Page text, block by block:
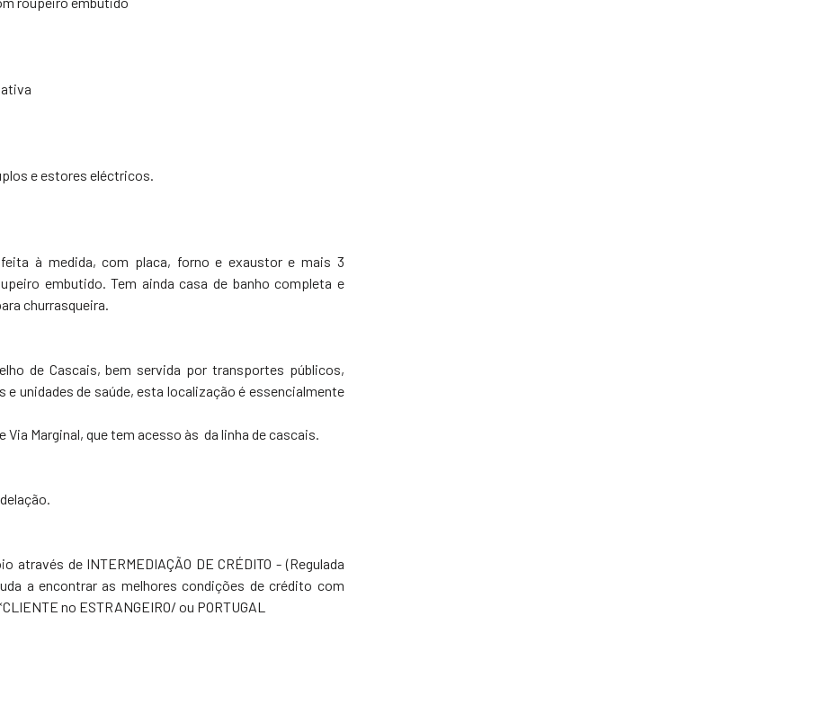
e estores eléctricos.
à medida, com placa, forno e exaustor e mais 3
embutido. Tem ainda casa de banho completa e
churrasqueira.
de Cascais, bem servida por transportes públicos,
unidades de saúde, esta localização é essencialmente
Marginal, que tem acesso às da linha de cascais.
de INTERMEDIAÇÃO DE CRÉDITO - (Regulada
a encontrar as melhores condições de crédito com
no ESTRANGEIRO/ ou PORTUGAL